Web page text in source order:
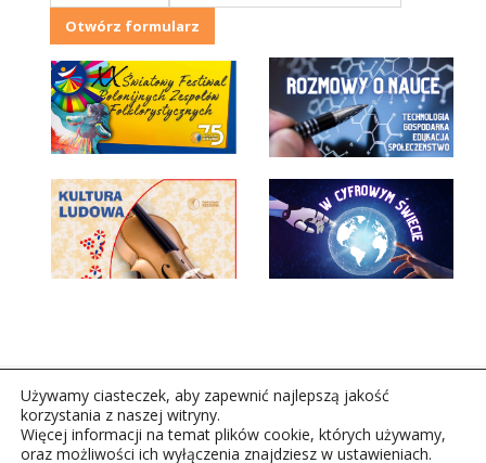
Otwórz formularz
Używamy ciasteczek, aby zapewnić najlepszą jakość
korzystania z naszej witryny.
Więcej informacji na temat plików cookie, których używamy,
oraz możliwości ich wyłączenia znajdziesz w ustawieniach.